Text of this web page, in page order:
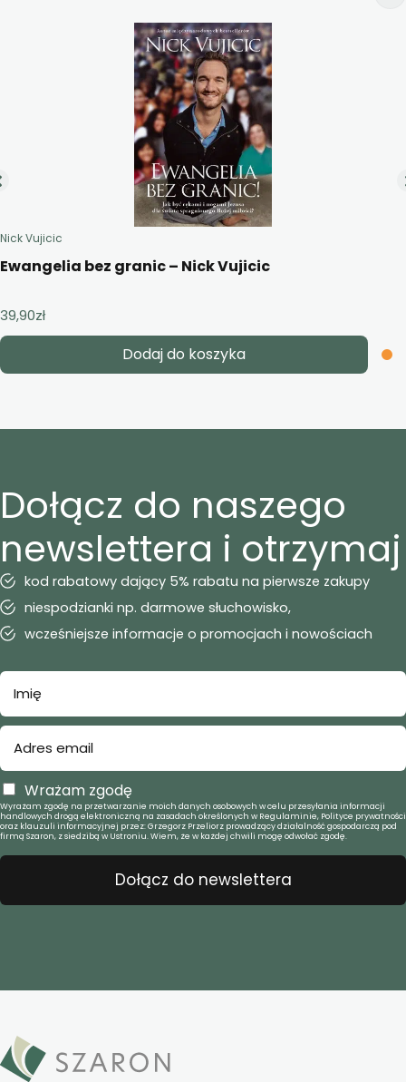
Nick Vujicic
Ewangelia bez granic – Nick Vujicic
39,90zł
Dodaj do koszyka
Dołącz do naszego
newslettera i otrzymaj
kod rabatowy dający 5% rabatu na pierwsze zakupy
niespodzianki np. darmowe słuchowisko,
wcześniejsze informacje o promocjach i nowościach
Wrażam zgodę
Wyrażam zgodę na przetwarzanie moich danych osobowych w celu przesyłania informacji
handlowych drogą elektroniczną na zasadach określonych w Regulaminie, Polityce prywatności
oraz klauzuli informacyjnej przez: Grzegorz Przeliorz prowadzący działalność gospodarczą pod
firmą Szaron, z siedzibą w Ustroniu. Wiem, że w każdej chwili mogę odwołać zgodę.
Dołącz do newslettera